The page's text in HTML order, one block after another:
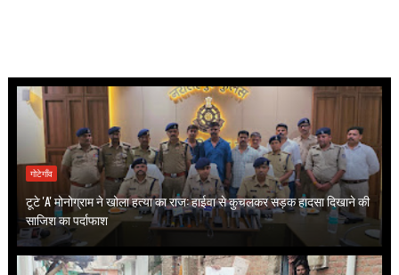
गोटेगाँव
टूटे 'A' मोनोग्राम ने खोला हत्या का राज: हाईवा से कुचलकर सड़क हादसा दिखाने की
साजिश का पर्दाफाश